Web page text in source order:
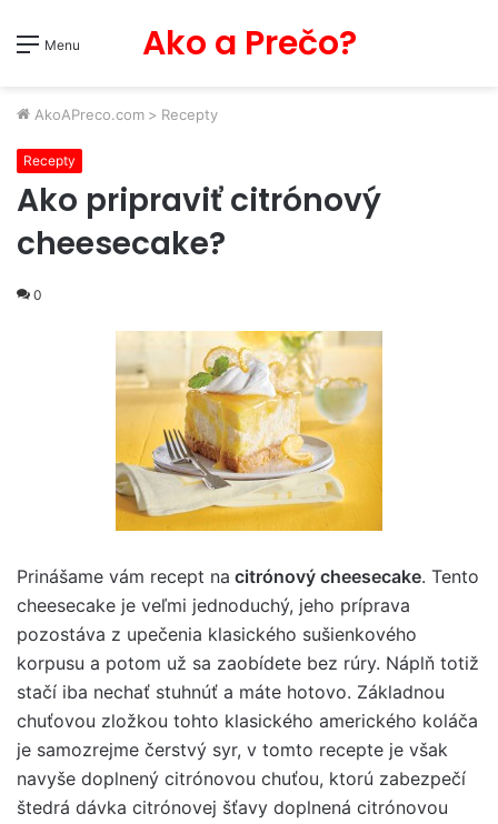
Menu Ako a Prečo?
AkoAPreco.com > Recepty
Recepty
Ako pripraviť citrónový
cheesecake?
0
Prinášame vám recept na citrónový cheesecake. Tento
cheesecake je veľmi jednoduchý, jeho príprava
pozostáva z upečenia klasického sušienkového
korpusu a potom už sa zaobídete bez rúry. Náplň totiž
stačí iba nechať stuhnúť a máte hotovo. Základnou
chuťovou zložkou tohto klasického amerického koláča
je samozrejme čerstvý syr, v tomto recepte je však
navyše doplnený citrónovou chuťou, ktorú zabezpečí
štedrá dávka citrónovej šťavy doplnená citrónovou